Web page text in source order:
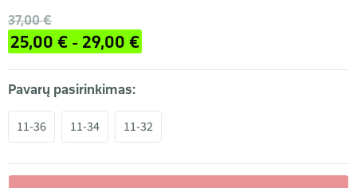
37,00 €
25,00 € - 29,00 €
Pavarų pasirinkimas:
11-36 11-34 11-32